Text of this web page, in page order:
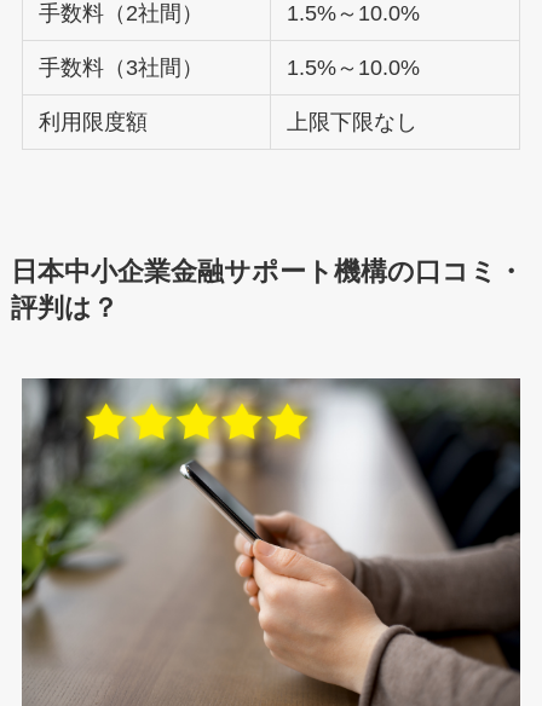
手数料（2社間） 1.5%～10.0%
手数料（3社間） 1.5%～10.0%
利用限度額 上限下限なし
日本中小企業金融サポート機構の口コミ・
評判は？